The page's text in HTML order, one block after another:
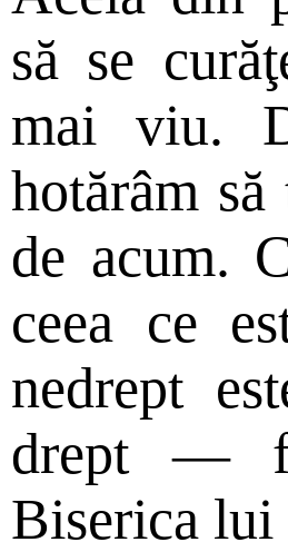
să se
mai viu.
hotărâm
de acum.
ceea ce
nedrept
drept —
Biserica lui